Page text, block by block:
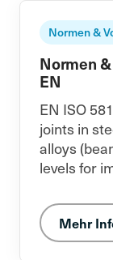
Normen &
Normen
EN
EN ISO
joints in
alloys
levels for
Mehr